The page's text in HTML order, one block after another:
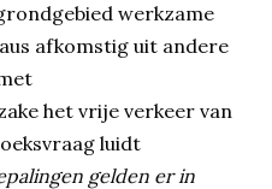
werkzame
afkomstig uit andere
het vrije verkeer van
luidt
gelden er in